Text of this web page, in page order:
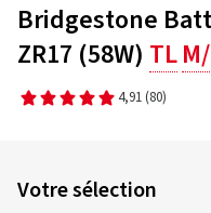
Bridgestone
ZR17 (58W) TL
4,91 (80)
Votre sélection